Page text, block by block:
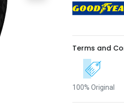
Terms and
100% Original